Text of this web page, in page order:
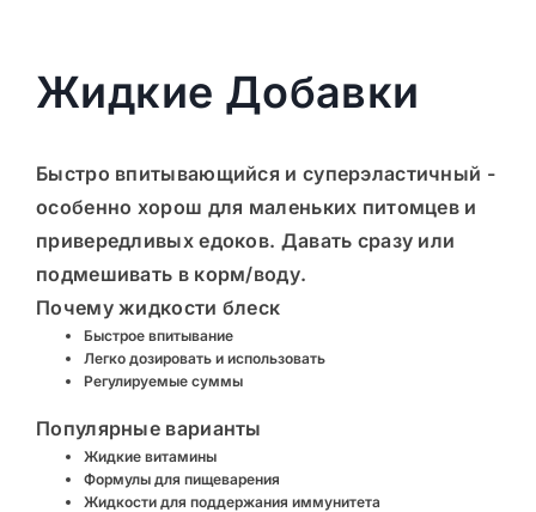
Жидкие Добавки
Быстро впитывающийся и суперэластичный -
особенно хорош для маленьких питомцев и
привередливых едоков. Давать сразу или
подмешивать в корм/воду.
Почемужидкости блеск
Быстрое впитывание
Легко дозировать и использовать
Регулируемые суммы
Популярные варианты
Жидкие витамины
Формулы для пищеварения
Жидкости для поддержания иммунитета